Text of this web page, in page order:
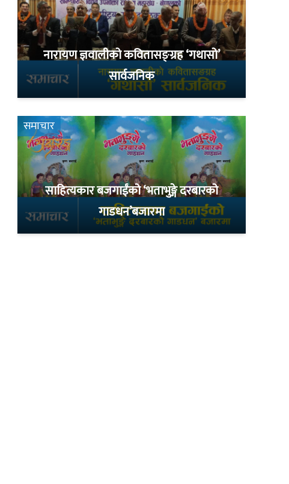
नारायण ज्ञवालीको कवितासङ्ग्रह ‘गथासो’
सार्वजनिक
समाचार
साहित्यकार बजगाईंको ‘भताभुङ्गे दरबारको
गाडधन’बजारमा